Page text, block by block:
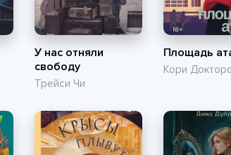
У нас отняли
свободу
Трейси Чи
Площадь
Кори